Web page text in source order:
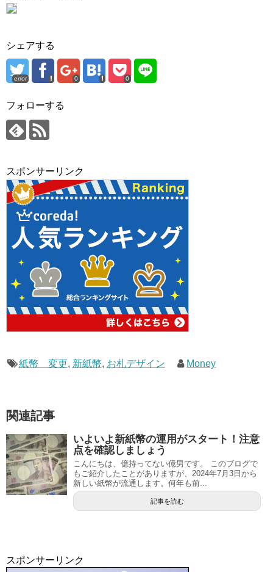
シェアする
error 0 0
フォローする
スポンサーリンク
紙幣 変更, 新紙幣, お札デザイン Money
関連記事
いよいよ新紙幣の運用がスタート！注意
点を確認しましょう
こんにちは、億持ってない億男です。 このブログで
もご紹介したことがありますが、2024年7月3日から
新しい紙幣が流通します。何年も前...
記事を読む
スポンサーリンク